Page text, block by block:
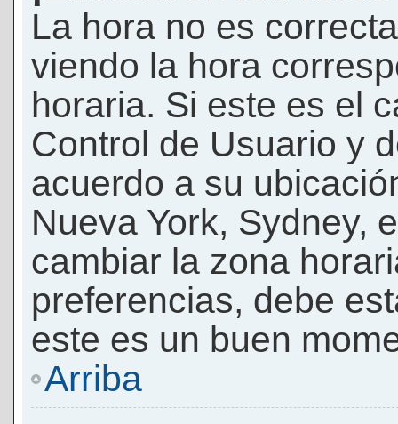
La hora no es
viendo la hora
horaria. Si este es el
Control de Usuario y
acuerdo a su
Nueva York, Sydney,
cambiar la zona
preferencias, debe
este es un buen
Arriba